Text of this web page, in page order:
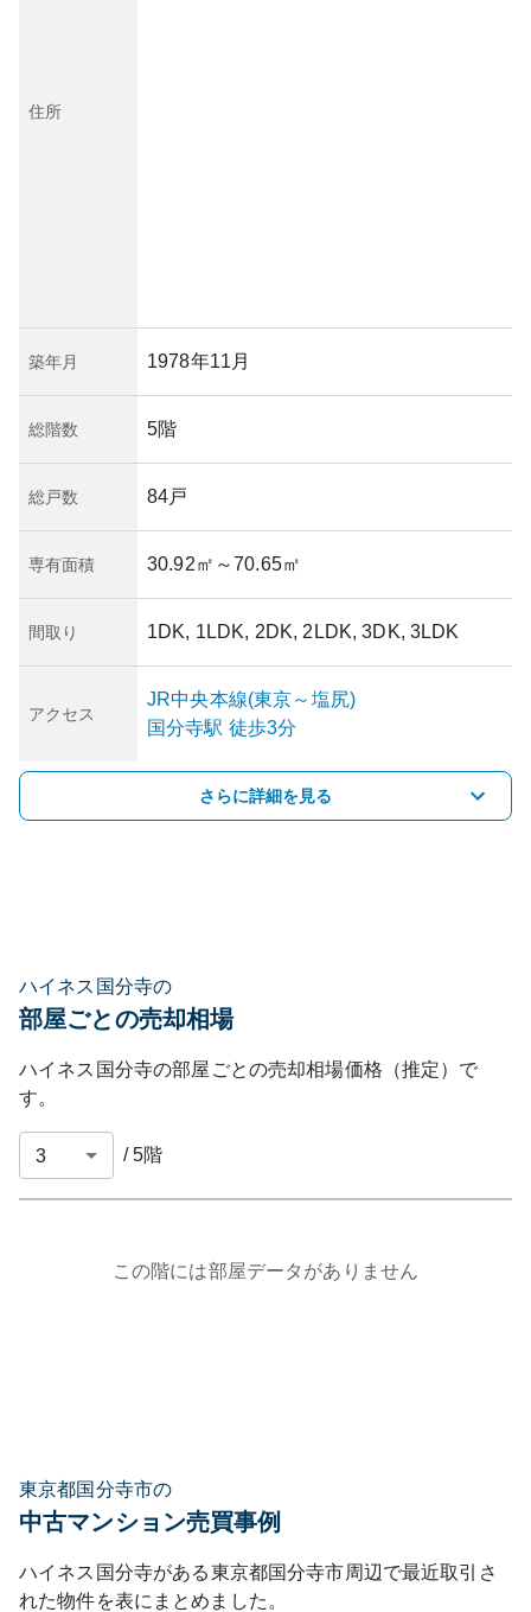
住所
築年月 1978年11月
総階数 5階
総戸数 84戸
専有面積 30.92㎡ ～70.65㎡
間取り 1DK, 1LDK, 2DK, 2LDK, 3DK, 3LDK
アクセス
JR中央本線(東京～塩尻)
国分寺駅 徒歩3分
さらに詳細を見る
ハイネス国分寺の
部屋ごとの売却相場
ハイネス国分寺の部屋ごとの売却相場価格（推定）で
す。
/5階
この階には部屋データがありません
東京都国分寺市の
中古マンション売買事例
ハイネス国分寺がある東京都国分寺市周辺で最近取引さ
れた物件を表にまとめました。